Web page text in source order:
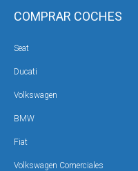
COMPRAR COCHES
Seat
Ducati
Volkswagen
BMW
Fiat
Volkswagen Comerciales